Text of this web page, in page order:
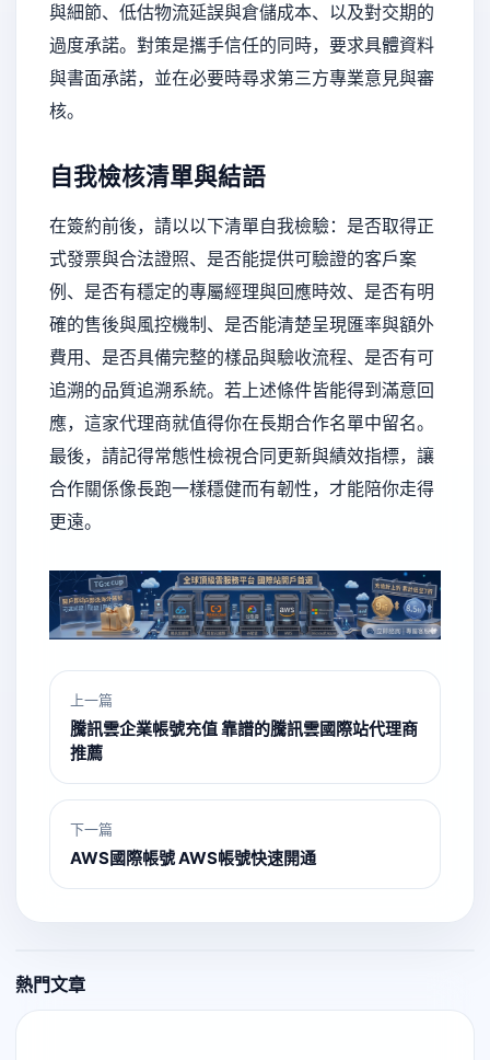
與細節、低估物流延誤與倉儲成本、以及對交期的
過度承諾。對策是攜手信任的同時，要求具體資料
與書面承諾，並在必要時尋求第三方專業意見與審
核。
自我檢核清單與結語
在簽約前後，請以以下清單自我檢驗：是否取得正
式發票與合法證照、是否能提供可驗證的客戶案
例、是否有穩定的專屬經理與回應時效、是否有明
確的售後與風控機制、是否能清楚呈現匯率與額外
費用、是否具備完整的樣品與驗收流程、是否有可
追溯的品質追溯系統。若上述條件皆能得到滿意回
應，這家代理商就值得你在長期合作名單中留名。
最後，請記得常態性檢視合同更新與績效指標，讓
合作關係像長跑一樣穩健而有韌性，才能陪你走得
更遠。
上一篇
騰訊雲企業帳號充值 靠譜的騰訊雲國際站代理商
推薦
下一篇
AWS國際帳號 AWS帳號快速開通
熱門文章